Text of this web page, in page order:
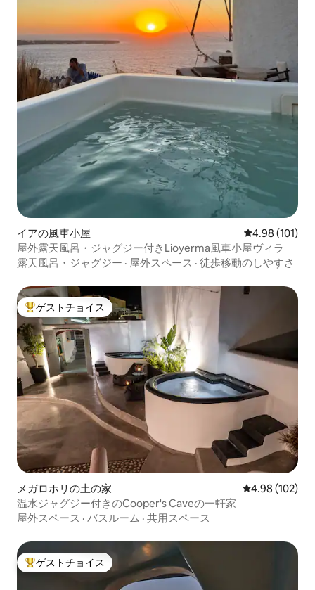
イアの風車小屋 レビュー101
4.98 (101)
屋外露天風呂・ジャグジー付きLioyerma風車小屋ヴィラ
露天風呂・ジャグジー · 屋外スペース · 徒歩移動のしやすさ
大好評のゲストチョイスです。
ゲストチョイス
メガロホリの土の家 レビュー102
4.98 (102)
温水ジャグジー付きのCooper's Caveの一軒家
屋外スペース · バスルーム · 共用スペース
大好評のゲストチョイスです。
ゲストチョイス